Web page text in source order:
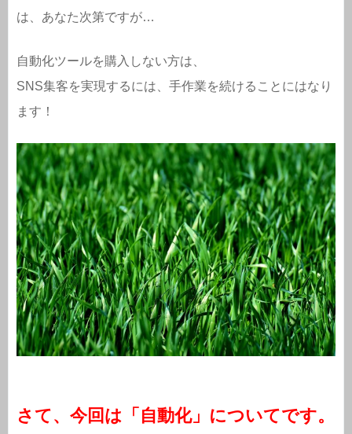
は、あなた次第ですが…
自動化ツールを購入しない方は、
SNS集客を実現するには、手作業を続けることにはなり
ます！
さて、今回は「自動化」についてです。